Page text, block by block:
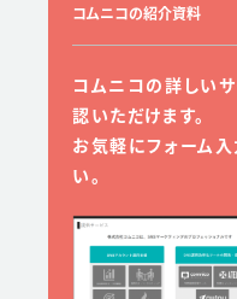
コムニコの紹介資料
コムニコの詳しい
認いただけます。
お気軽にフォーム
い。